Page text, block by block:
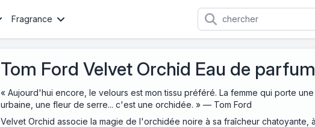
Fragrance
Tom Ford Velvet Orchid Eau de parfum
« Aujourd'hui encore, le velours est mon tissu préféré. La femme qui porte
urbaine, une fleur de serre... c'est une orchidée. » — Tom Ford
Velvet Orchid associe la magie de l'orchidée noire à sa fraîcheur chatoyante,